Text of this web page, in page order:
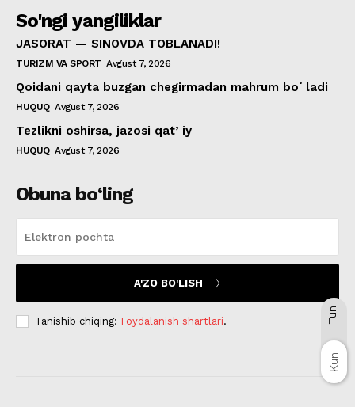
So'ngi yangiliklar
JASORAT — SINOVDA TOBLANADI!
TURIZM VA SPORT Avgust 7, 2026
Qoidani qayta buzgan chegirmadan mahrum boʻladi
HUQUQ Avgust 7, 2026
Tezlikni oshirsa, jazosi qatʼiy
HUQUQ Avgust 7, 2026
Obuna bo‘ling
A'ZO BO'LISH
Tanishib chiqing: Foydalanish shartlari.
Kun
Kun
Tun